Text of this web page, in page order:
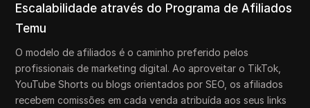
Escalabilidade através do Programa de Afiliados
Temu
O modelo de afiliados é o caminho preferido pelos
profissionais de marketing digital. Ao aproveitar o TikTok,
YouTube Shorts ou blogs orientados por SEO, os afiliados
recebem comissões em cada venda atribuída aos seus links